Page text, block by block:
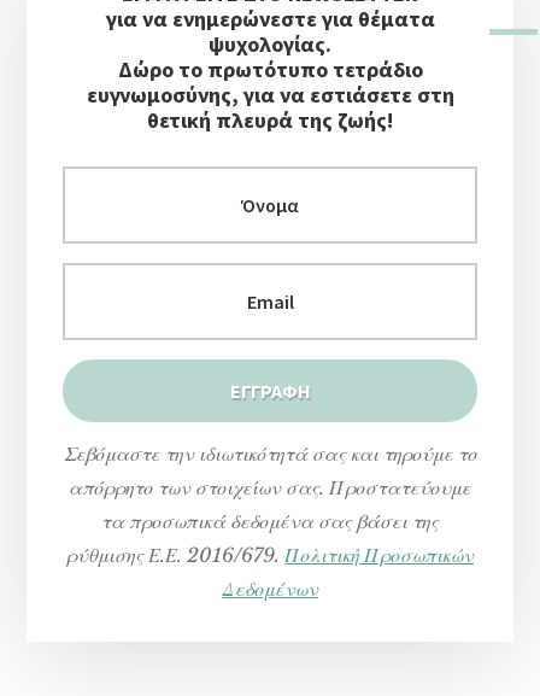
για να ενημερώνεστε για θέματα
ψυχολογίας.
Δώρο το πρωτότυπο τετράδιο
ευγνωμοσύνης, για να εστιάσετε στη
θετική πλευρά της ζωής!
Σεβόμαστε την ιδιωτικότητά σας και τηρούμε το
απόρρητο των στοιχείων σας. Προστατεύουμε
τα προσωπικά δεδομένα σας βάσει της
ρύθμισης Ε.Ε. 2016/679. Πολιτική Προσωπικών
Δεδομένων